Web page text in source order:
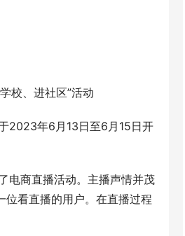
校、进社区”活动
2023年6月13日至6月15日开
电商直播活动。主播声情并茂
位看直播的用户。在直播过程